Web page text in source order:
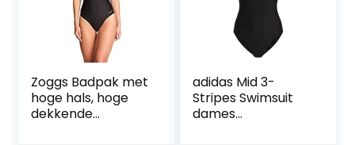
Zoggs Badpak met
hoge hals, hoge
dekkende
adidas Mid 3-
Stripes Swimsuit
dames